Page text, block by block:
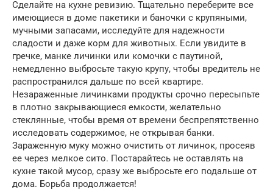
Сделайте на кухне ревизию. Тщательно переберите все
имеющиеся в доме пакетики и баночки с крупяными,
мучными запасами, исследуйте для надежности
сладости и даже корм для животных. Если увидите в
гречке, манке личинки или комочки с паутиной,
немедленно выбросьте такую крупу, чтобы вредитель не
распространился дальше по всей квартире.
Незараженные личинками продукты срочно пересыпьте
в плотно закрывающиеся емкости, желательно
стеклянные, чтобы время от времени беспрепятственно
исследовать содержимое, не открывая банки.
Зараженную муку можно очистить от личинок, просеяв
ее через мелкое сито. Постарайтесь не оставлять на
кухне такой мусор, сразу же выбросьте его подальше от
дома. Борьба продолжается!